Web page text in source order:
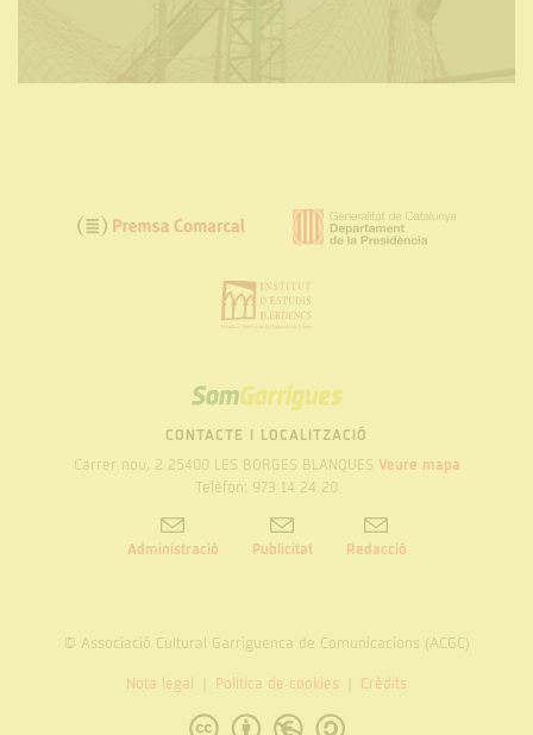
SOM
GARRIGUES
CONTACTE I LOCALITZACIÓ
Carrer nou, 2 25400 LES BORGES BLANQUES Veure mapa
Telèfon: 973 14 24 20
Administració Publicitat Redacció
© Associació Cultural Garriguenca de Comunicacions (ACGC)
Nota legal Politica de cookies Crèdits